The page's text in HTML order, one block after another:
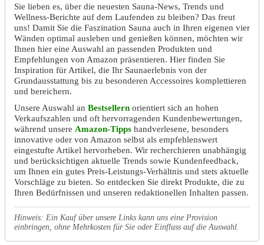
Sie lieben es, über die neuesten Sauna-News, Trends und
Wellness-Berichte auf dem Laufenden zu bleiben? Das freut
uns! Damit Sie die Faszination Sauna auch in Ihren eigenen vier
Wänden optimal ausleben und genießen können, möchten wir
Ihnen hier eine Auswahl an passenden Produkten und
Empfehlungen von Amazon präsentieren. Hier finden Sie
Inspiration für Artikel, die Ihr Saunaerlebnis von der
Grundausstattung bis zu besonderen Accessoires komplettieren
und bereichern.
Unsere Auswahl an Bestsellern orientiert sich an hohen
Verkaufszahlen und oft hervorragenden Kundenbewertungen,
während unsere Amazon-Tipps handverlesene, besonders
innovative oder von Amazon selbst als empfehlenswert
eingestufte Artikel hervorheben. Wir recherchieren unabhängig
und berücksichtigen aktuelle Trends sowie Kundenfeedback,
um Ihnen ein gutes Preis-Leistungs-Verhältnis und stets aktuelle
Vorschläge zu bieten. So entdecken Sie direkt Produkte, die zu
Ihren Bedürfnissen und unseren redaktionellen Inhalten passen.
Hinweis: Ein Kauf über unsere Links kann uns eine Provision
einbringen, ohne Mehrkosten für Sie oder Einfluss auf die Auswahl.